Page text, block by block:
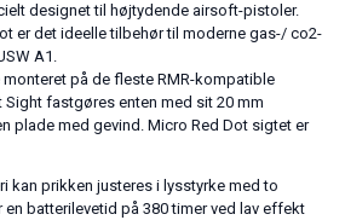
designet til højtydende airsoft-pistoler.
er det ideelle tilbehør til moderne gas-/ co2-
A1.
på de fleste RMR-kompatible
fastgøres enten med sit 20 mm
plade med gevind. Micro Red Dot sigtet er
kan prikken justeres i lysstyrke med to
en batterilevetid på 380 timer ved lav effekt